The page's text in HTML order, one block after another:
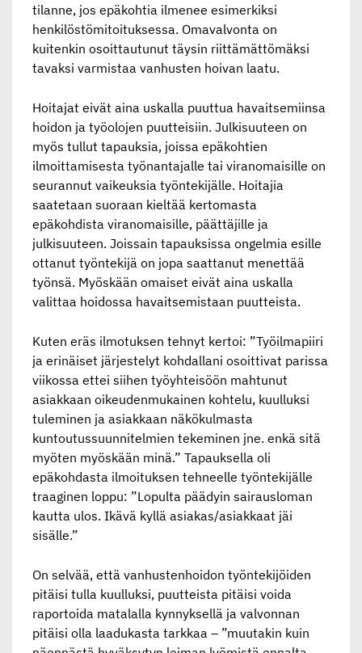
tilanne, jos epäkohtia ilmenee esimerkiksi
henkilöstömitoituksessa. Omavalvonta on
kuitenkin osoittautunut täysin riittämättömäksi
tavaksi varmistaa vanhusten hoivan laatu.
Hoitajat eivät aina uskalla puuttua havaitsemiinsa
hoidon ja työolojen puutteisiin. Julkisuuteen on
myös tullut tapauksia, joissa epäkohtien
ilmoittamisesta työnantajalle tai viranomaisille on
seurannut vaikeuksia työntekijälle. Hoitajia
saatetaan suoraan kieltää kertomasta
epäkohdista viranomaisille, päättäjille ja
julkisuuteen. Joissain tapauksissa ongelmia esille
ottanut työntekijä on jopa saattanut menettää
työnsä. Myöskään omaiset eivät aina uskalla
valittaa hoidossa havaitsemistaan puutteista.
Kuten eräs ilmotuksen tehnyt kertoi: ”Työilmapiiri
ja erinäiset järjestelyt kohdallani osoittivat parissa
viikossa ettei siihen työyhteisöön mahtunut
asiakkaan oikeudenmukainen kohtelu, kuulluksi
tuleminen ja asiakkaan näkökulmasta
kuntoutussuunnitelmien tekeminen jne. enkä sitä
myöten myöskään minä.” Tapauksella oli
epäkohdasta ilmoituksen tehneelle työntekijälle
traaginen loppu: ”Lopulta päädyin sairausloman
kautta ulos. Ikävä kyllä asiakas/asiakkaat jäi
sisälle.”
On selvää, että vanhustenhoidon työntekijöiden
pitäisi tulla kuulluksi, puutteista pitäisi voida
raportoida matalalla kynnyksellä ja valvonnan
pitäisi olla laadukasta tarkkaa – ”muutakin kuin